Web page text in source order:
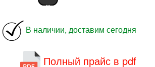
В наличии, доставим сегодня
Полный прайс в pdf